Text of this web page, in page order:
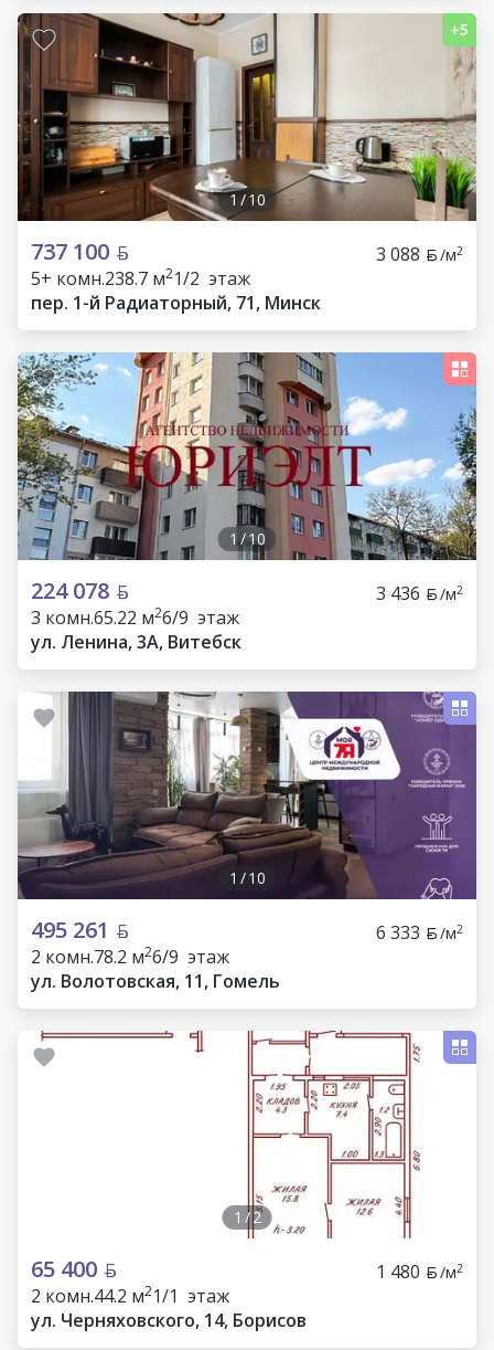
1/10
737 100 3 088 /м2
5+ комн.238.7 м21/2 этаж
пер. 1-й Радиаторный, 71, Минск
1/10
224 078 3 436 /м2
3 комн.65.22 м26/9 этаж
ул. Ленина, 3А, Витебск
1 /10
495 261 6 333 /м2
2 комн.78.2 м26/9 этаж
ул. Волотовская, 11, Гомель
1 /2
65 400 1 480 /м2
2 комн.44.2 м21/1 этаж
ул. Черняховского, 14, Борисов